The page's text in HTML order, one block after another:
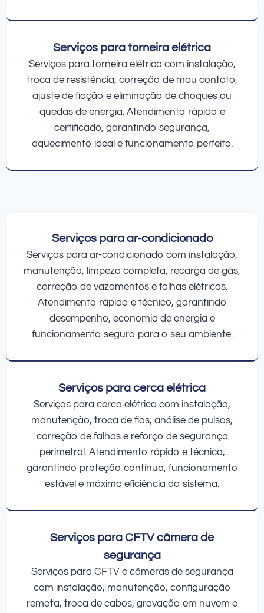
Serviços para torneira elétrica
Serviços para torneira elétrica com instalação,
troca de resistência, correção de mau contato,
ajuste de fiação e eliminação de choques ou
quedas de energia. Atendimento rápido e
certificado, garantindo segurança,
aquecimento ideal e funcionamento perfeito.
Serviços para ar-condicionado
Serviços para ar-condicionado com instalação,
manutenção, limpeza completa, recarga de gás,
correção de vazamentos e falhas elétricas.
Atendimento rápido e técnico, garantindo
desempenho, economia de energia e
funcionamento seguro para o seu ambiente.
Serviços para cerca elétrica
Serviços para cerca elétrica com instalação,
manutenção, troca de fios, análise de pulsos,
correção de falhas e reforço de segurança
perimetral. Atendimento rápido e técnico,
garantindo proteção contínua, funcionamento
estável e máxima eficiência do sistema.
Serviços para CFTV câmera de
segurança
Serviços para CFTV e câmeras de segurança
com instalação, manutenção, configuração
remota, troca de cabos, gravação em nuvem e